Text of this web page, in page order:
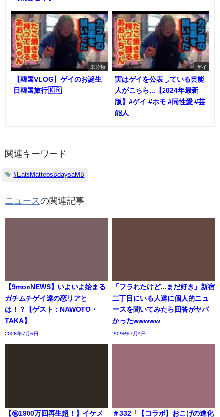
未分類
【韓国VLOG】ゲイのお誕生
日韓国旅行🇰🇷
ゲイ
実はゲイを公表している芸能
人がこちら...【2024年最新
版】#ゲイ #ホモ #同性愛 #芸
能人
関連キーワード
#EatsMatteosBdaysaMB
ニュースの関連記事
【9monNEWS】いよいよ始まる
ガチムチゲイ達の恋リアと
は！？【ゲスト：NAWOTO・
TAKA】
2026年7月5日
「フラれたけど...まだ好き」新宿
二丁目にいる人達に個人的ニュ
ースを聞いてみたら回答がヤバ
かったwwwww
2026年7月4日
【㊗️1900万回再生超！】イケメ
＃332「【コラボ】おこげの進化